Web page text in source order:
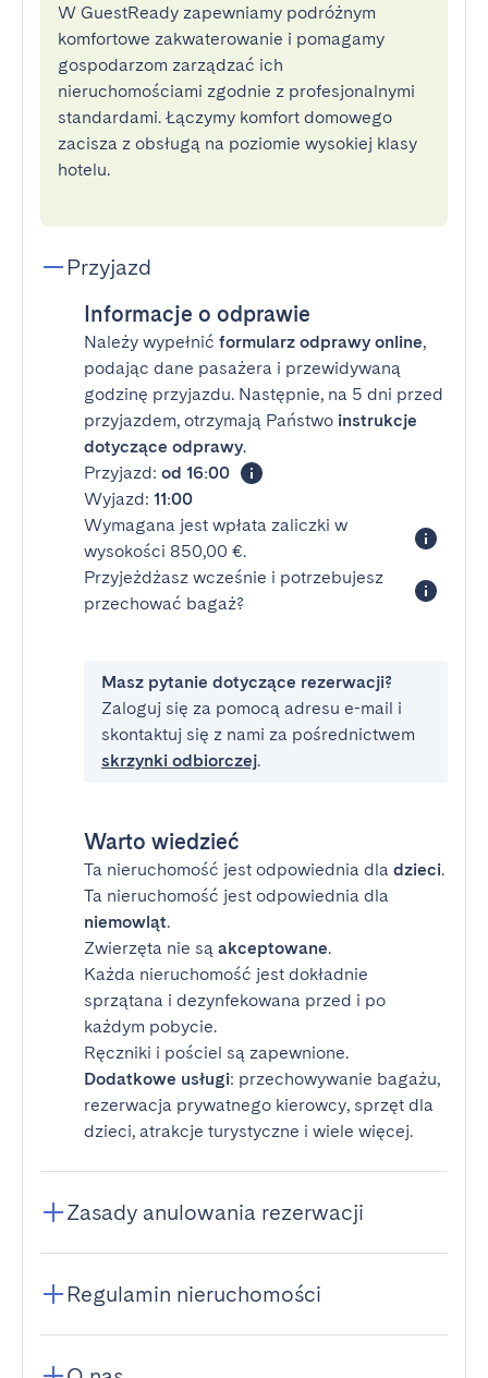
W GuestReady zapewniamy podróżnym
komfortowe zakwaterowanie i pomagamy
gospodarzom zarządzać ich
nieruchomościami zgodnie z profesjonalnymi
standardami. Łączymy komfort domowego
zacisza z obsługą na poziomie wysokiej klasy
hotelu.
Przyjazd
Informacje o odprawie
Należy wypełnić formularz odprawy online,
podając dane pasażera i przewidywaną
godzinę przyjazdu. Następnie, na 5 dni przed
przyjazdem, otrzymają Państwo instrukcje
dotyczące odprawy.
Przyjazd: od 16:00
Wyjazd: 11:00
Wymagana jest wpłata zaliczki w
wysokości 850,00 €.
Przyjeżdżasz wcześnie i potrzebujesz
przechować bagaż?
Masz pytanie dotyczące rezerwacji?
Zaloguj się za pomocą adresu e-mail i
skontaktuj się z nami za pośrednictwem
skrzynki odbiorczej.
Warto wiedzieć
Ta nieruchomość jest odpowiednia dla dzieci.
Ta nieruchomość jest odpowiednia dla
niemowląt.
Zwierzęta nie są akceptowane.
Każda nieruchomość jest dokładnie
sprzątana i dezynfekowana przed i po
każdym pobycie.
Ręczniki i pościel są zapewnione.
Dodatkowe usługi: przechowywanie bagażu,
rezerwacja prywatnego kierowcy, sprzęt dla
dzieci, atrakcje turystyczne i wiele więcej.
Zasady anulowania rezerwacji
Regulamin nieruchomości